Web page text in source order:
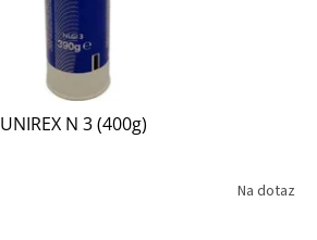
UNIREX N 3 (400g)
Na dotaz